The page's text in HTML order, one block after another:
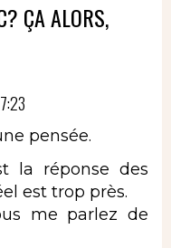
ÇA ALORS,
pensée.
la réponse des
est trop près.
me parlez de